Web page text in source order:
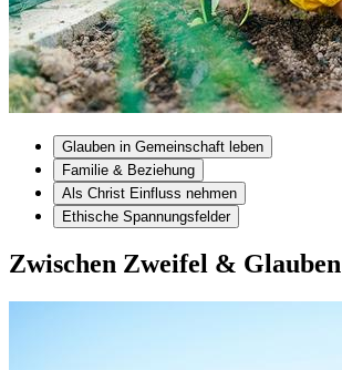
Glauben in Gemeinschaft leben
Familie & Beziehung
Als Christ Einfluss nehmen
Ethische Spannungsfelder
Zwischen Zweifel & Glauben